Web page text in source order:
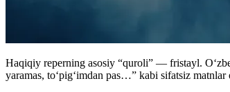
Haqiqiy reperning asosiy “quroli” — fristayl.
yaramas, to‘pig‘imdan pas…” kabi sifatsiz